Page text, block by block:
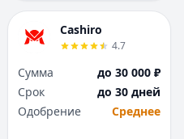
Cashiro
4.7
Сумма
до 30 000 ₽
Срок
до 30 дней
Одобрение
Среднее